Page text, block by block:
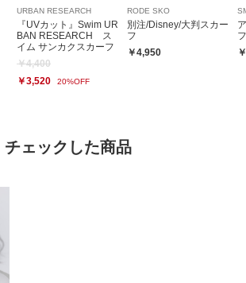
URBAN RESEARCH
『UVカット』Swim UR
BAN RESEARCH ス
イム サンカクスカーフ
￥4,400
￥3,520
20%OFF
RODE SKO
別注/Disney/大判スカー
フ
￥4,950
フ
チェックした商品